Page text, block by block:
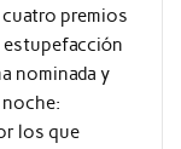
cuatro premios
estupefacción
nominada y
noche:
los que